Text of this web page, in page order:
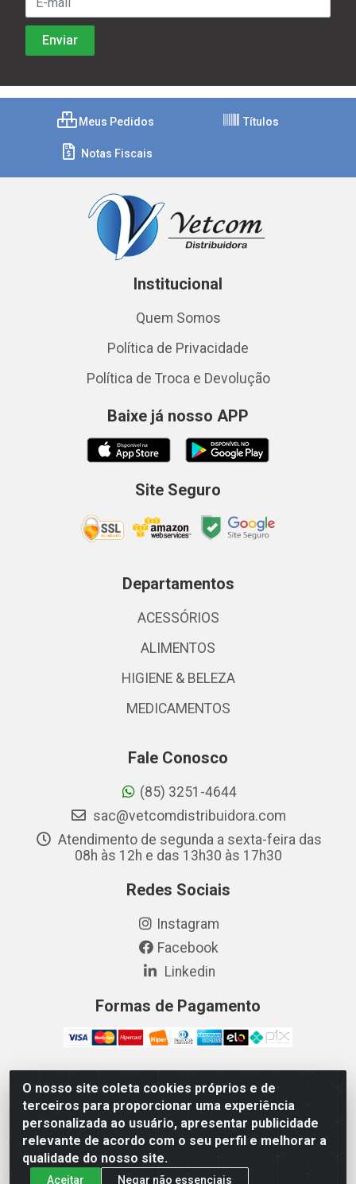
O nosso site coleta cookies próprios e de
terceiros para proporcionar uma experiência
personalizada ao usuário, apresentar publicidade
relevante de acordo com o seu perfil e melhorar a
qualidade do nosso site.
Aceitar Negar não essenciais
Meus Pedidos Títulos
Notas Fiscais
Institucional
Quem Somos
Política de Privacidade
Política de Troca e Devolução
Baixe já nosso APP
Site Seguro
Departamentos
ACESSÓRIOS
ALIMENTOS
HIGIENE & BELEZA
MEDICAMENTOS
Fale Conosco
(85) 3251-4644
sac@vetcomdistribuidora.com
Atendimento de segunda a sexta-feira das
08h às 12h e das 13h30 às 17h30
Redes Sociais
Instagram
Facebook
Linkedin
Formas de Pagamento
Vetcom Distribuidora de Rações LTDA - Rua Maximiano
Barreto, 1040 - Barroso, Fortaleza/CE - CEP 60.863-260
- CNPJ 26.133.872/0001-11